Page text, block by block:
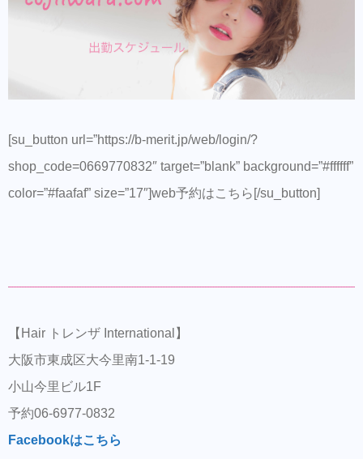
[su_button url=”https://b-merit.jp/web/login/?
shop_code=0669770832″ target=”blank” background=”#ffffff”
color=”#faafaf” size=”17″]web予約はこちら[/su_button]
【Hair トレンザ International】
大阪市東成区大今里南1-1-19
小山今里ビル1F
予約06-6977-0832
Facebookはこちら